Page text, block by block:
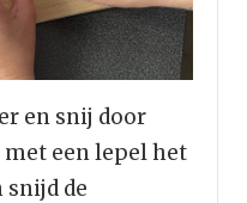
en snij door
met een lepel het
de